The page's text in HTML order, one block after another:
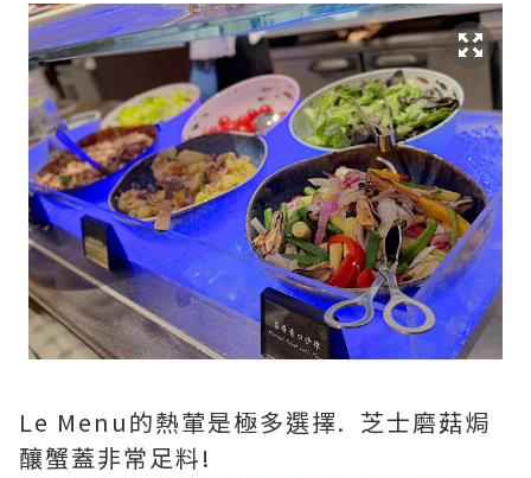
Le Menu的熱葷是極多選擇. 芝士磨菇焗
釀蟹蓋非常足料!